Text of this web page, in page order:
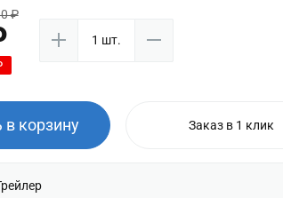
₽
корзину Заказ в 1 клик